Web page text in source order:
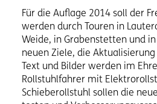
Für die Auflage 2014 soll der
werden durch Touren in
Weide, in Grabenstetten und
neuen Ziele, die
Text und Bilder werden im
Rollstuhlfahrer mit
Schieberollstuhl sollen die